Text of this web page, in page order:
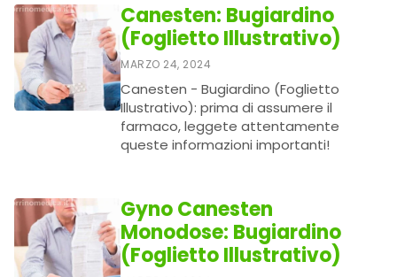
Canesten: Bugiardino
(Foglietto Illustrativo)
MARZO 24, 2024
Canesten - Bugiardino (Foglietto
Illustrativo): prima di assumere il
farmaco, leggete attentamente
queste informazioni importanti!
Gyno Canesten
Monodose: Bugiardino
(Foglietto Illustrativo)